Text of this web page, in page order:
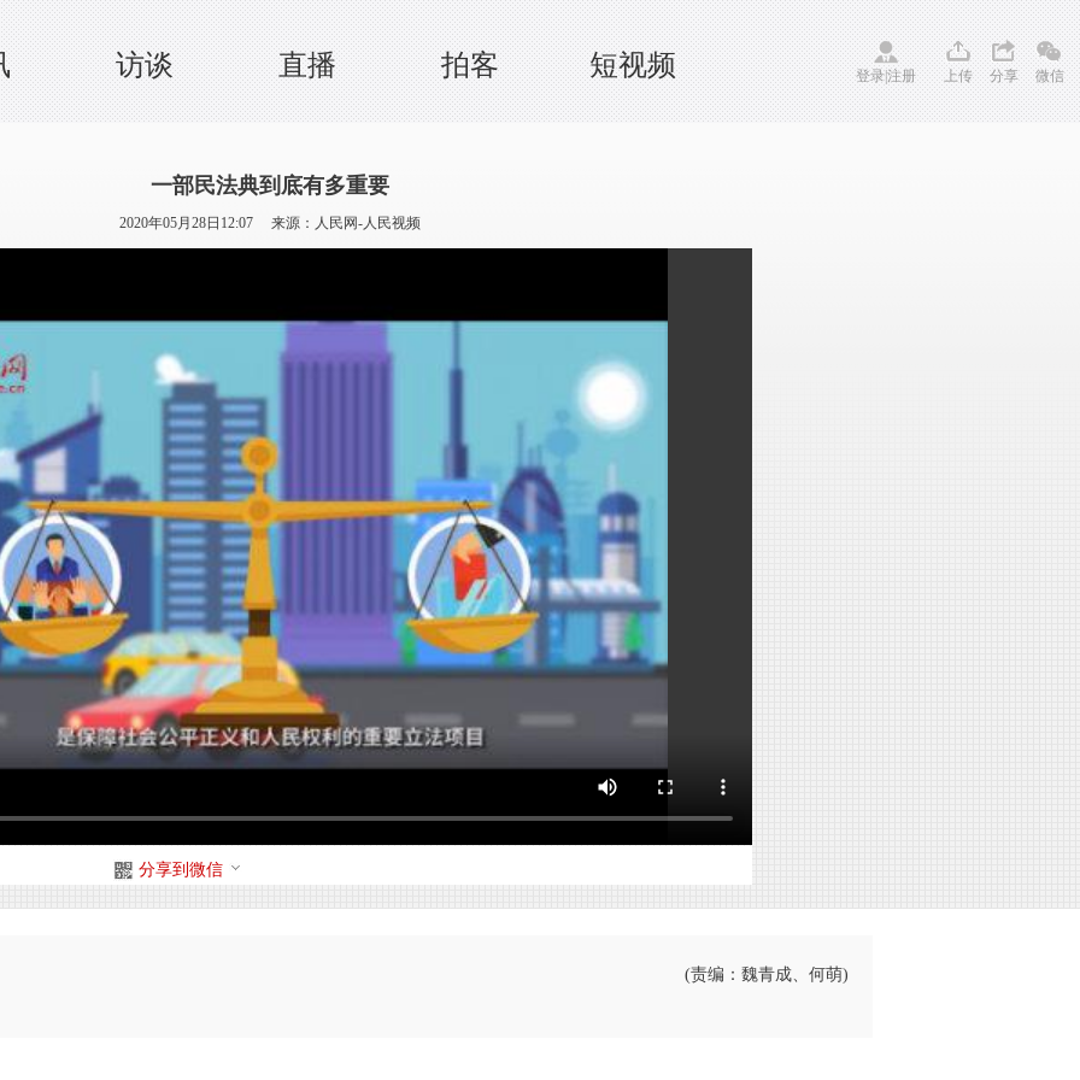
访谈 直播 拍客 短视频 登录注册 上传 分享 微信
一部民法典到底有多重要
2020年05月28日12:07 来源： 人民网-人民视频
分享到微信
(责编：魏青成、何萌)